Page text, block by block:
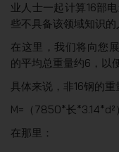
业人士一起计算16部
些不具备该领域知识的
在这里，我们将向您
的平均总重量约6，以
具体来说，非16钢的重
M=（7850*长
在那里：